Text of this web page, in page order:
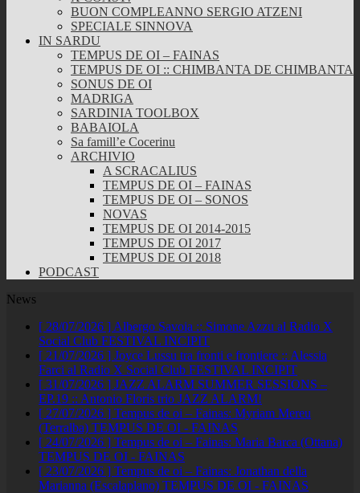
BUON COMPLEANNO SERGIO ATZENI
SPECIALE SINNOVA
IN SARDU
TEMPUS DE OI – FAINAS
TEMPUS DE OI :: CHIMBANTA DE CHIMBANTA
SONUS DE OI
MADRIGA
SARDINIA TOOLBOX
BABAIOLA
Sa famill’e Cocerinu
ARCHIVIO
A SCRACALIUS
TEMPUS DE OI – FAINAS
TEMPUS DE OI – SONOS
NOVAS
TEMPUS DE OI 2014-2015
TEMPUS DE OI 2017
TEMPUS DE OI 2018
PODCAST
News
[ 28/07/2026 ] Albergo Savoia :: Simone Azzu al Radio X
Social Club FESTIVAL INCIPIT
[ 21/07/2026 ] Joyce Lussu tra fronti e frontiere :: Alessia
Farci al Radio X Social Club FESTIVAL INCIPIT
[ 31/07/2026 ] JAZZ ALARM SUMMER SESSIONS –
EP.19 :: Antonio Floris trio JAZZ ALARM!
[ 27/07/2026 ] Tempus de oi – Fainas: Myriam Mereu
(Terralba) TEMPUS DE OI - FAINAS
[ 24/07/2026 ] Tempus de oi – Fainas: Maria Barca (Ottana)
TEMPUS DE OI - FAINAS
[ 23/07/2026 ] Tempus de oi – Fainas: Jonathan della
Marianna (Escalaplano) TEMPUS DE OI - FAINAS